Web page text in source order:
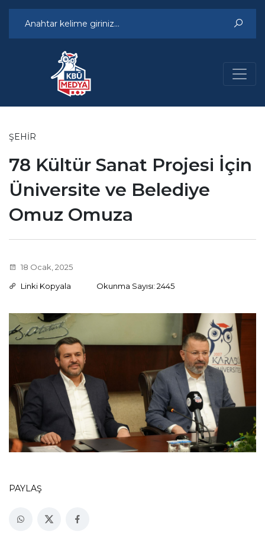
ŞEHIR
78 Kültür Sanat Projesi İçin
Üniversite ve Belediye
Omuz Omuza
18 Ocak, 2025
Linki Kopyala
Okunma Sayısı: 2445
PAYLAŞ